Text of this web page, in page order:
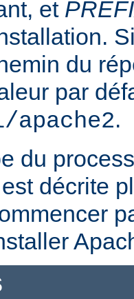
et
du
par
.
du
décrite